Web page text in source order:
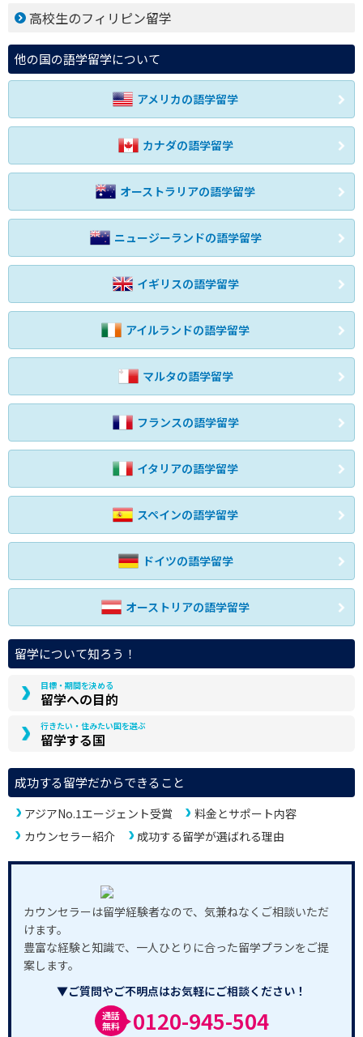
高校生のフィリピン留学
他の国の語学留学について
アメリカの語学留学
カナダの語学留学
オーストラリアの語学留学
ニュージーランドの語学留学
イギリスの語学留学
アイルランドの語学留学
マルタの語学留学
フランスの語学留学
イタリアの語学留学
スペインの語学留学
ドイツの語学留学
オーストリアの語学留学
留学について知ろう！
目標・期間を決める
留学への目的
行きたい・住みたい国を選ぶ
留学する国
成功する留学だからできること
アジアNo.1エージェント受賞
料金とサポート内容
カウンセラー紹介
成功する留学が選ばれる理由
カウンセラーは留学経験者なので、気兼ねなくご相談いただ
けます。
豊富な経験と知識で、一人ひとりに合った留学プランをご提
案します。
▼ご質問やご不明点はお気軽にご相談ください！
通話
無料
0120-945-504